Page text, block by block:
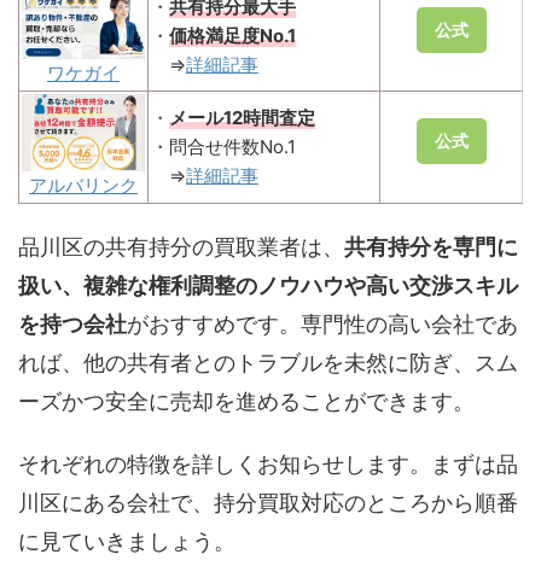
ワケガイ
・ 共有持分最大手
・ 価格満足度No.1
⇒詳細記事
公式
アルバリンク
・ メール12時間査定
・問合せ件数No.1
⇒詳細記事
公式
品川区の共有持分の買取業者は、 共有持分を専門に
扱い、複雑な権利調整のノウハウや高い交渉スキル
を持つ会社がおすすめです。専門性の高い会社であ
れば、他の共有者とのトラブルを未然に防ぎ、スム
ーズかつ安全に売却を進めることができます。
それぞれの特徴を詳しくお知らせします。まずは品
川区にある会社で、持分買取対応のところから順番
に見ていきましょう。